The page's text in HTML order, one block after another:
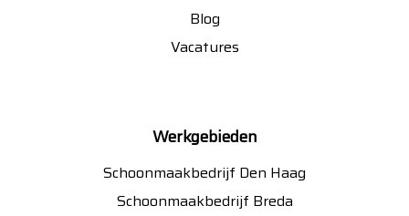
Blog
Vacatures
Werkgebieden
Schoonmaakbedrijf Den Haag
Schoonmaakbedrijf Breda